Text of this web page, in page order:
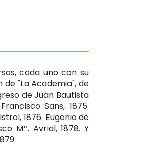
cada uno con su
"La Academia", de
de Juan Bautista
Sans, 1875.
1876. Eugenio de
Mª. Avrial, 1878. Y